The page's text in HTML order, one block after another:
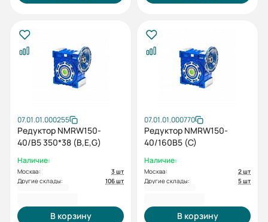
07.01.01.000255
Редуктор NMRW150-
40/B5 350*38 (B,E,G)
Наличие:
Москва:
3 шт
Другие склады:
106 шт
В корзину
07.01.01.000770
Редуктор NMRW150-
40/160B5 (C)
Наличие:
Москва:
2 шт
Другие склады:
5 шт
В корзину